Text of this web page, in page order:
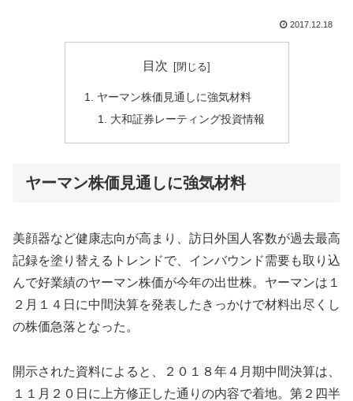
2017.12.18
目次
ヤーマン株価見通しに強気材料
大和証券レーティング投資情報
ヤーマン株価見通しに強気材料
美顔器など健康志向が高まり、訪日外国人客数が過去最高
記録を塗り替えるトレンドで、インバウンド需要も取り込
んで好業績のヤーマン株価が今年の出世株。ヤーマンは１
２月１４日に中間決算を発表したきっかけで材料出尽くし
の株価急落となった。
開示された資料によると、２０１８年４月期中間決算は、
１１月２０日に上方修正した通りの内容で着地。第２四半